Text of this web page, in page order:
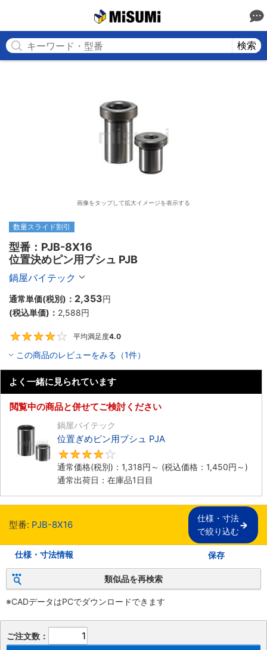
検索
画像をタップして拡大イメージを表示する
数量スライド割引
型番：PJB-8X16
位置決めピン用ブシュ PJB
鍋屋バイテック
通常単価(税別)： 2,353円
(税込単価)： 2,588円
平均満足度4.0
この商品のレビューをみる（1件）
よく一緒に見られています
閲覧中の商品と併せてご検討ください
鍋屋バイテック
位置ぎめピン用ブシュ PJA
通常価格(税別)： 1,318円 ～ (税込価格： 1,450円 ～)
通常出荷日：在庫品1日目
型番: PJB-8X16
仕様・寸法
で絞り込む
仕様・寸法情報 保存
類似品を再検索
※CADデータはPCでダウンロードできます
ご注文数：